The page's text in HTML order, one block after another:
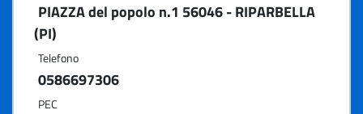
PIAZZA del popolo n.1 56046 - RIPARBELLA
(PI)
Telefono
0586697306
PEC